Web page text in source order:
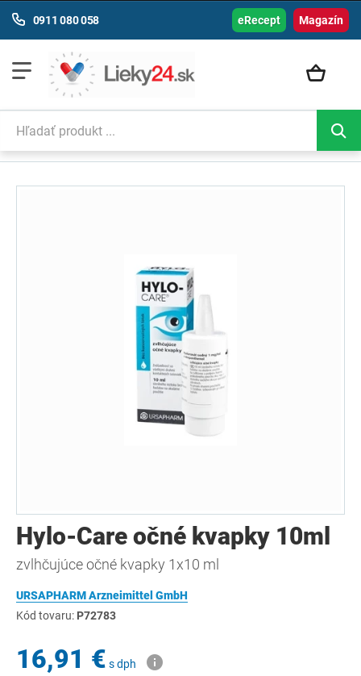
Magazín
0911 080 058 eRecept
Hylo-Care očné kvapky 10ml
zvlhčujúce očné kvapky 1x10 ml
URSAPHARM Arzneimittel GmbH
Kód tovaru: P72783
16,91 € s dph